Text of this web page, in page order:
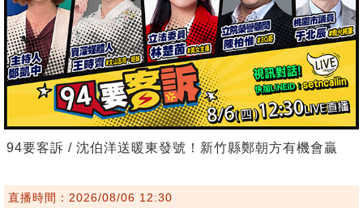
94要客訴 / 沈伯洋送暖東發號！新竹縣鄭朝方有機會贏
直播時間：2026/08/06 12:30